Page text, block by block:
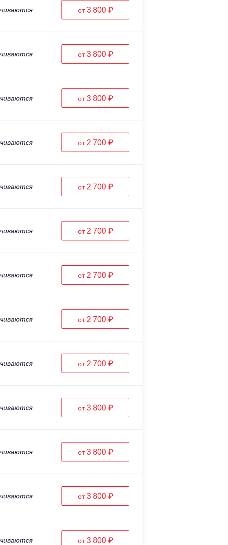
от3 800 ₽
от3 800 ₽
от3 800 ₽
от 2 700 ₽
от 2 700 ₽
от 2 700 ₽
от 2 700 ₽
от 2 700 ₽
от 2 700 ₽
от3 800 ₽
от3 800 ₽
от3 800 ₽
от3 800 ₽